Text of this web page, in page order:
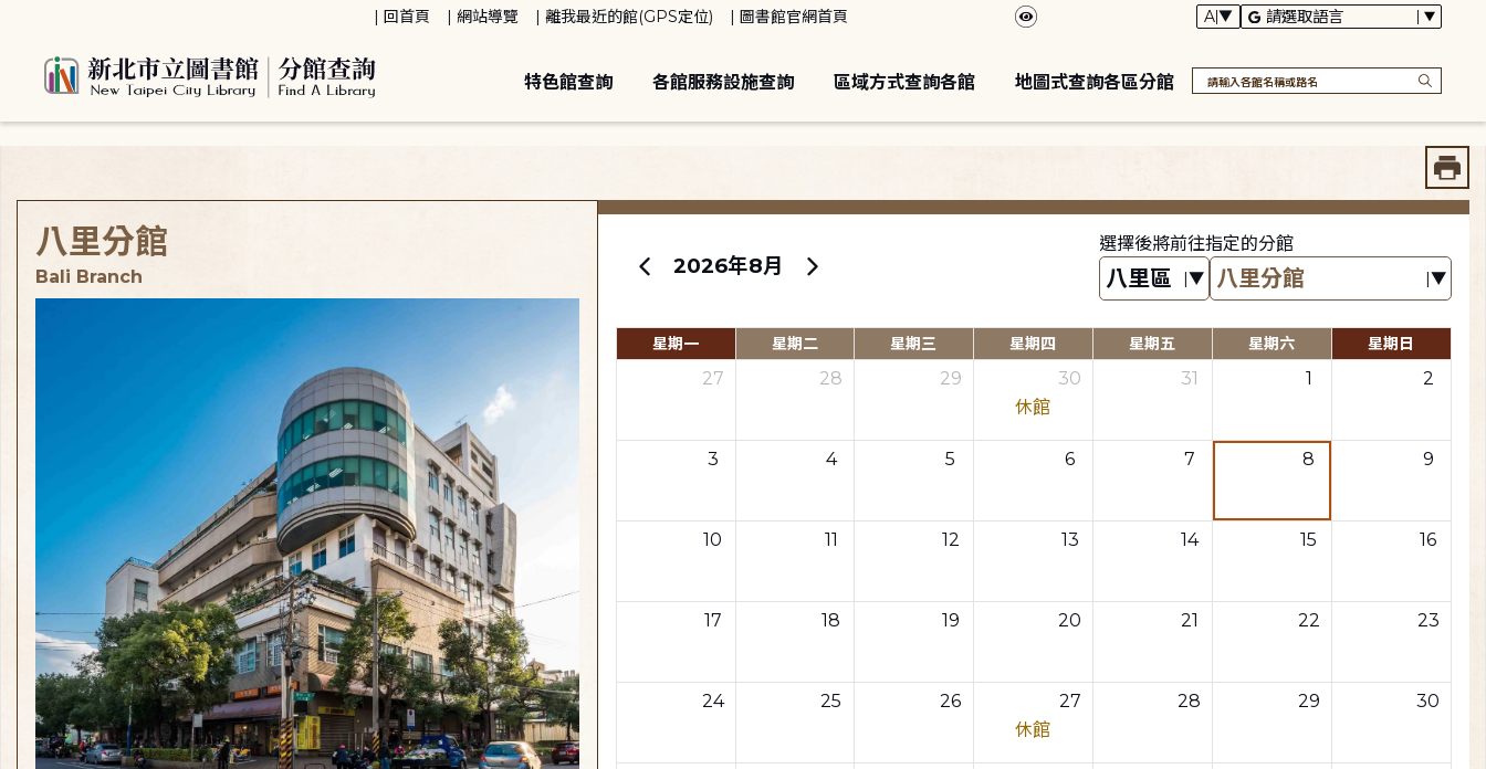
回首頁 網站導覽 離我最近的館(GPS定位) 圖書館官網首頁
特色館查詢 各館服務設施查詢 區域方式查詢各館 地圖式查詢各區分館
2026年8月
選擇後將前往指定的分館
星期一 星期二 星期三 星期四 星期五 星期六 星期日
27 28 29
30
休館
31 1 2
3 4 5 6 7 8 9
10 11 12 13 14 15 16
17 18 19 20 21 22 23
24 25 26
27
休館
28 29 30
八里分館
Bali Branch